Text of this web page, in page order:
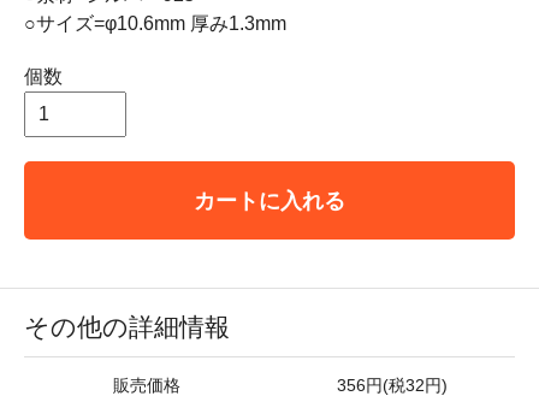
○サイズ=φ10.6mm 厚み1.3mm
個数
カートに入れる
その他の詳細情報
販売価格 356円(税32円)